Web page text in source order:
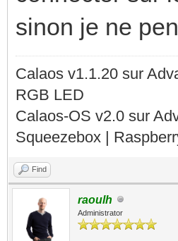
sinon je ne
Calaos v1.1.20 sur
RGB LED
Calaos-OS v2.0 sur
Squeezebox |
Find
raoulh
Administrator